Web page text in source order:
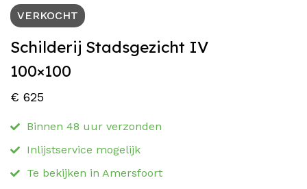
VERKOCHT
Schilderij Stadsgezicht IV
100×100
€ 625
Binnen 48 uur verzonden
Inlijstservice mogelijk
Te bekijken in Amersfoort